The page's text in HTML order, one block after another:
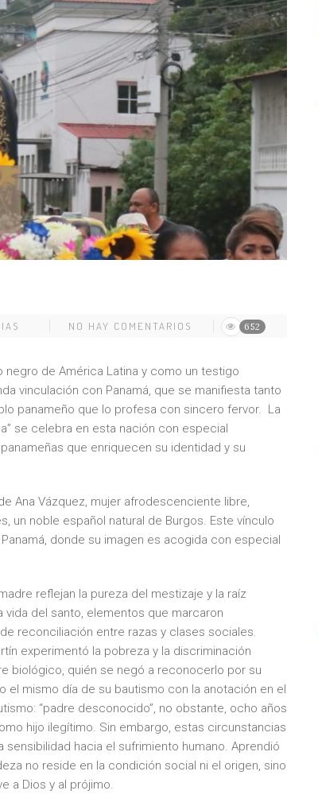
NO HAY COMENTARIOS 652
de América Latina y como un testigo
vinculación con Panamá, que se manifiesta tanto
panameño que lo profesa con sincero fervor. La
se celebra en esta nación con especial
que enriquecen su identidad y su
Ana Vázquez, mujer afrodescenciente libre,
un noble español natural de Burgos. Este vínculo
donde su imagen es acogida con especial
reflejan la pureza del mestizaje y la raíz
vida del santo, elementos que marcaron
reconciliación entre razas y clases sociales.
experimentó la pobreza y la discriminación
biológico, quién se negó a reconocerlo por su
el mismo día de su bautismo con la anotación en el
“padre desconocido”, no obstante, ocho años
hijo ilegítimo. Sin embargo, estas circunstancias
sensibilidad hacia el sufrimiento humano. Aprendió
no reside en la condición social ni el origen, sino
a Dios y al prójimo.